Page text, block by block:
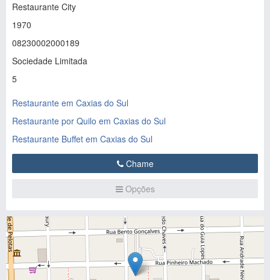
Restaurante City
1970
08230002000189
Sociedade Limitada
5
Restaurante em Caxias do Sul
Restaurante por Quilo em Caxias do Sul
Restaurante Buffet em Caxias do Sul
Chame
Opções